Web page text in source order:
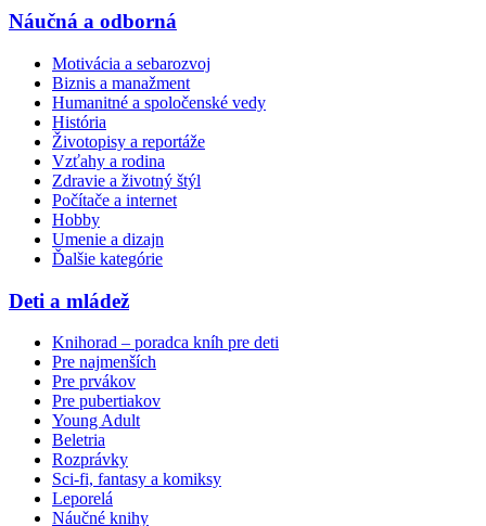
Náučná a odborná
Motivácia a sebarozvoj
Biznis a manažment
Humanitné a spoločenské vedy
História
Životopisy a reportáže
Vzťahy a rodina
Zdravie a životný štýl
Počítače a internet
Hobby
Umenie a dizajn
Ďalšie kategórie
Deti a mládež
Knihorad – poradca kníh pre deti
Pre najmenších
Pre prvákov
Pre pubertiakov
Young Adult
Beletria
Rozprávky
Sci-fi, fantasy a komiksy
Leporelá
Náučné knihy